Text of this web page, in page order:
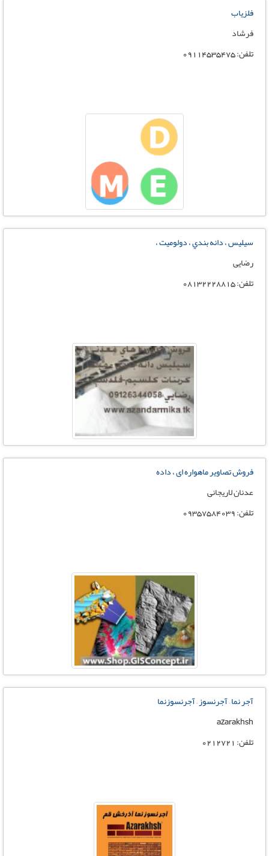
فلزیاب
فرشاد
تلفن: 09114535475
سيليس ، دانه بندي ، دولوميت ،
رضایی
تلفن: 08132228815
فروش تصاویر ماهواره ای ، داده
عدنان لاریجانی
تلفن: 09357584039
آجر نما – آجرنسوز – آجرنسوزنما
azarakhsh
تلفن: 0212721